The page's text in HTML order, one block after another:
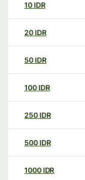
10 IDR
20 IDR
50 IDR
100 IDR
250 IDR
500 IDR
1000 IDR